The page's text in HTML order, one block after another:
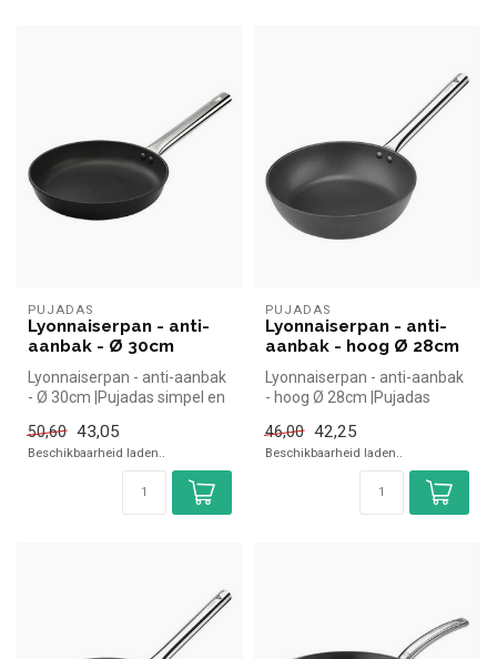
PUJADAS
Lyonnaiserpan - anti-
aanbak - Ø 30cm
Lyonnaiserpan - anti-aanbak
- Ø 30cm |Pujadas simpel en
50,60 43,05
Beschikbaarheid laden..
PUJADAS
Lyonnaiserpan - anti-
aanbak - hoog Ø 28cm
Lyonnaiserpan - anti-aanbak
- hoog Ø 28cm |Pujadas
...
46,00 42,25
Beschikbaarheid laden..